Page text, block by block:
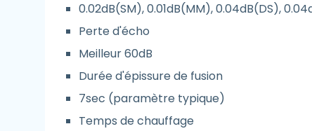
0.02dB(SM), 0.01dB(MM), 0.04dB(DS),
Perte d'écho
Meilleur 60dB
Durée d'épissure de fusion
7sec (paramètre typique)
Temps de chauffage